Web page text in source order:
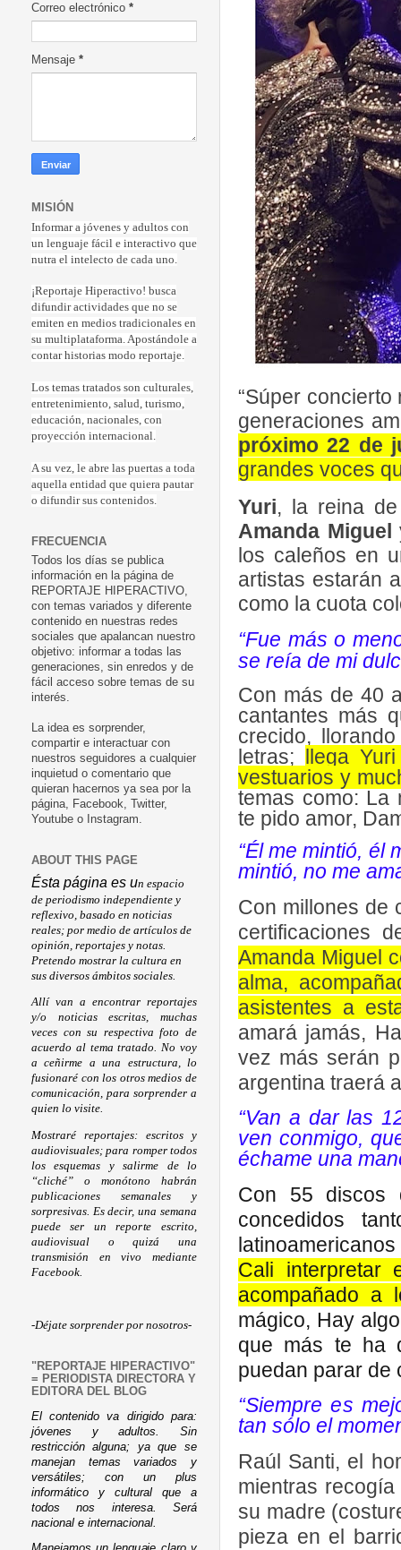
“Súper
generaciones
próximo 22 de
grandes voces
Yuri, la reina
Amanda Miguel
los caleños en
artistas estarán
como la cuota
“Fue más o
se reía de mi
Con más de 40
cantantes más
crecido,
letras; llega
vestuarios y
temas como: La
te pido amor,
“Él me mintió, él
mintió, no me
Con millones de
certificaciones
Amanda Miguel
alma,
asistentes a
amará jamás,
vez más serán
argentina traerá
“Van a dar las
ven conmigo,
échame una
Con 55
concedidos
Cali interpretar
acompañado a
mágico, Hay
que más te ha
puedan parar de
“Siempre es
tan sólo el
Raúl Santi, el
mientras
su madre
pieza en el
Correo electrónico *
Mensaje *
MISIÓN
Informar a jóvenes y adultos con
un lenguaje fácil e interactivo que
nutra el intelecto de cada uno.
¡Reportaje Hiperactivo! busca
difundir actividades que no se
emiten en medios tradicionales en
su multiplataforma. Apostándole a
contar historias modo reportaje.
Los temas tratados son culturales,
entretenimiento, salud, turismo,
educación, nacionales, con
proyección internacional.
A su vez, le abre las puertas a toda
aquella entidad que quiera pautar
o difundir sus contenidos.
FRECUENCIA
Todos los días se publica
información en la página de
REPORTAJE HIPERACTIVO,
con temas variados y diferente
contenido en nuestras redes
sociales que apalancan nuestro
objetivo: informar a todas las
generaciones, sin enredos y de
fácil acceso sobre temas de su
interés.
La idea es sorprender,
compartir e interactuar con
nuestros seguidores a cualquier
inquietud o comentario que
quieran hacernos ya sea por la
página, Facebook, Twitter,
Youtube o Instagram.
ABOUT THIS PAGE
Ésta página es un espacio
de periodismo independiente y
reflexivo, basado en noticias
reales; por medio de artículos de
opinión, reportajes y notas.
Pretendo mostrar la cultura en
sus diversos ámbitos sociales.
Allí van a encontrar reportajes
y/o noticias escritas, muchas
veces con su respectiva foto de
acuerdo al tema tratado. No voy
a ceñirme a una estructura, lo
fusionaré con los otros medios de
comunicación, para sorprender a
quien lo visite.
Mostraré reportajes: escritos y
audiovisuales; para romper todos
los esquemas y salirme de lo
“cliché” o monótono habrán
publicaciones semanales y
sorpresivas. Es decir, una semana
puede ser un reporte escrito,
audiovisual o quizá una
transmisión en vivo mediante
Facebook.
-Déjate sorprender por nosotros-
"REPORTAJE HIPERACTIVO"
= PERIODISTA DIRECTORA Y
EDITORA DEL BLOG
El contenido va dirigido para:
jóvenes y adultos. Sin
restricción alguna; ya que se
manejan temas variados y
versátiles; con un plus
informático y cultural que a
todos nos interesa. Será
nacional e internacional.